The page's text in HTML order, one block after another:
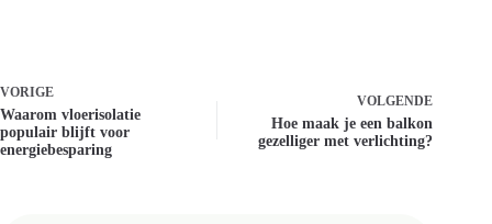
VORIGE
Waarom vloerisolatie
populair blijft voor
energiebesparing
VOLGENDE
Hoe maak je een balkon
gezelliger met verlichting?